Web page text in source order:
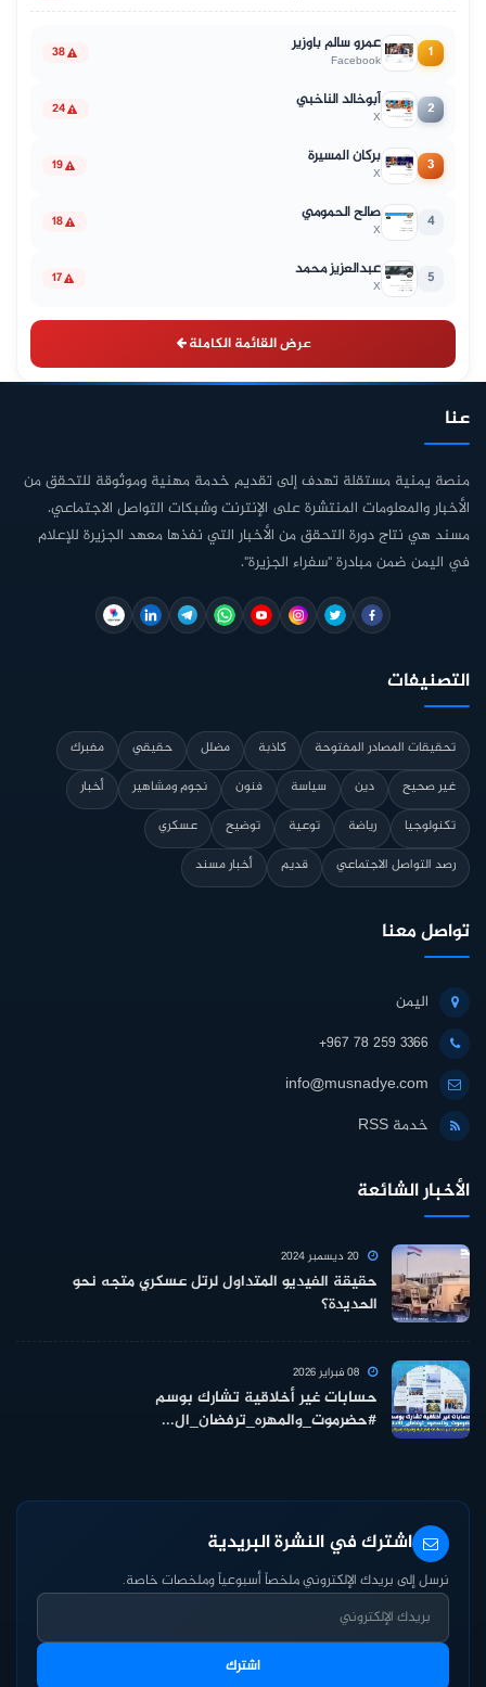
1 عمرو سالم باوزير
Facebook
38
2 أبوخالد الناخبي
X
24
3 بركان المسيرة
X
19
4 صالح الحمومي
X
18
5 عبدالعزيز محمد
X
17
عرض القائمة الكاملة
عنا
منصة يمنية مستقلة تهدف إلى تقديم خدمة مهنية وموثوقة للتحقق من
الأخبار والمعلومات المنتشرة على الإنترنت وشبكات التواصل الاجتماعي.
مسند هي نتاج دورة التحقق من الأخبار التي نفذها معهد الجزيرة للإعلام
في اليمن ضمن مبادرة "سفراء الجزيرة".
التصنيفات
تحقيقات المصادر المفتوحة كاذبة مضلل حقيقي
مفبرك
غير صحيح
دين سياسة فنون نجوم ومشاهير
أخبار
تكنولوجيا
رياضة توعية توضيح
عسكري
رصد التواصل الاجتماعي
قديم أخبار مسند
تواصل معنا
اليمن
+967 78 259 3366
info@musnadye.com
خدمة RSS
الأخبار الشائعة
حقيقة الفيديو المتداول لرتل عسكري متجه نحو
الحديدة؟
حسابات غير أخلاقية تشارك بوسم
#حضرموت_والمهره_ترفضان_ال...
اشترك في النشرة البريدية
نرسل إلى بريدك الإلكتروني ملخصاً أسبوعياً وملخصات خاصة.
اشترك